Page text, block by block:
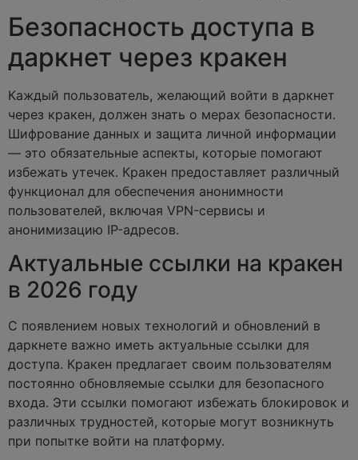
Безопасность доступа в
даркнет через кракен
Каждый пользователь, желающий войти в даркнет
через кракен, должен знать о мерах безопасности.
Шифрование данных и защита личной информации
— это обязательные аспекты, которые помогают
избежать утечек. Кракен предоставляет различный
функционал для обеспечения анонимности
пользователей, включая VPN-сервисы и
анонимизацию IP-адресов.
Актуальные ссылки на кракен
в 2026 году
С появлением новых технологий и обновлений в
даркнете важно иметь актуальные ссылки для
доступа. Кракен предлагает своим пользователям
постоянно обновляемые ссылки для безопасного
входа. Эти ссылки помогают избежать блокировок и
различных трудностей, которые могут возникнуть
при попытке войти на платформу.